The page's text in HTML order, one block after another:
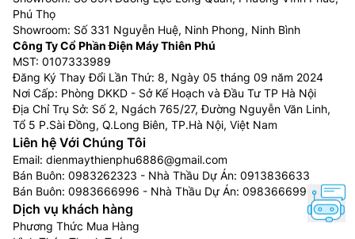
Phú Thọ
Showroom: Số 331 Nguyễn Huệ, Ninh Phong, Ninh Bình
Công Ty Cổ Phần Điện Máy Thiên Phú
MST: 0107333989
Đăng Ký Thay Đổi Lần Thứ: 8, Ngày 05 tháng 09 năm 2024
Nơi Cấp: Phòng DKKD - Sở Kế Hoạch và Đầu Tư TP Hà Nội
Địa Chỉ Trụ Sở: Số 2, Ngách 765/27, Đường Nguyễn Văn Linh,
Tổ 5 P.Sài Đồng, Q.Long Biên, TP.Hà Nội, Việt Nam
Liên hệ Với Chúng Tôi
Email: dienmaythienphu6886@gmail.com
Bán Buôn: 0983262323 - Nhà Thầu Dự Án: 0913836633
Bán Buôn: 0983666996 - Nhà Thầu Dự Án: 0983666996
Dịch vụ khách hàng
Phương Thức Mua Hàng